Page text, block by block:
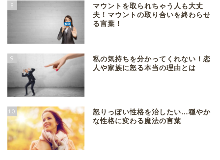
8
マウントを取られちゃう人も大丈
夫！マウントの取り合いを終わらせ
る言葉！
9
私の気持ちを分かってくれない！恋
人や家族に怒る本当の理由とは
10
怒りっぽい性格を治したい…穏やか
な性格に変わる魔法の言葉